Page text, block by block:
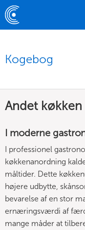
Kogebog
Andet køkken
I moderne
I professionel
køkkenanordning
måltider. Dette
højere udbytte,
bevarelse af en stor
ernæringsværdi af
mange måder at